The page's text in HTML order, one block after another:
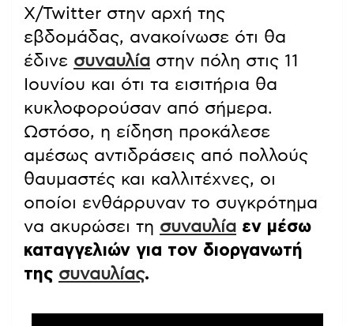
X/Twitter στην αρχή της
εβδομάδας, ανακοίνωσε ότι θα
έδινε συναυλία στην πόλη στις 11
Ιουνίου και ότι τα εισιτήρια θα
κυκλοφορούσαν από σήμερα.
Ωστόσο, η είδηση προκάλεσε
αμέσως αντιδράσεις από πολλούς
θαυμαστές και καλλιτέχνες, οι
οποίοι ενθάρρυναν το συγκρότημα
να ακυρώσει τη συναυλία εν μέσω
καταγγελιών για τον διοργανωτή
της συναυλίας.